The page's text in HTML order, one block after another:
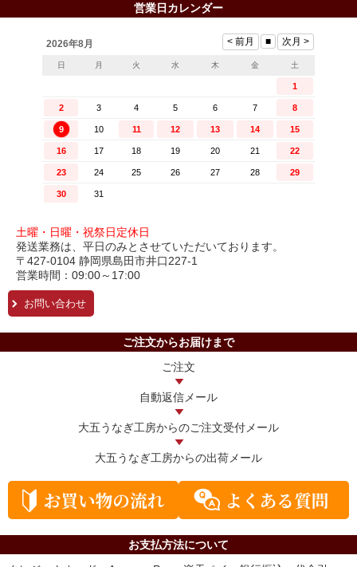
営業日カレンダー
土曜・日曜・祝祭日定休日
発送業務は、平日のみとさせていただいております。
〒427-0104 静岡県島田市井口227-1
営業時間：09:00～17:00
お問い合わせ
ご注文からお届けまで
ご注文
自動返信メール
大五うなぎ工房からのご注文受付メール
大五うなぎ工房からの出荷メール
お支払方法について